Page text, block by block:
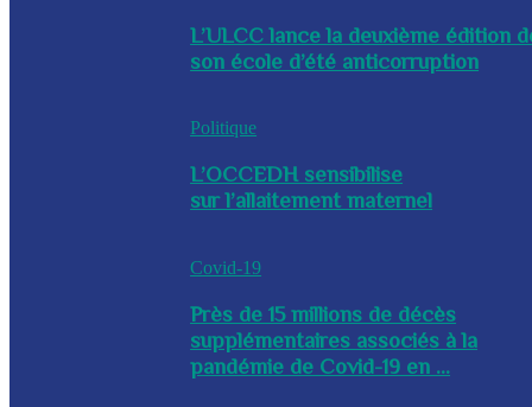
L’ULCC lance la deuxième édition
son école d’été anticorruption
Politique
L’OCCEDH sensibilise
sur l’allaitement maternel
Covid-19
Près de 15 millions de décès
supplémentaires associés à la
pandémie de Covid-19 en ...